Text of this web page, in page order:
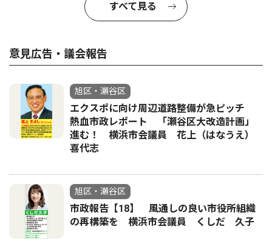
すべて見る
意見広告・議会報告
旭区・瀬谷区
エクスポに向け周辺道路整備が急ピッチ
熱血市政レポート 「瀬谷区大改造計画」
進む！ 横浜市会議員 花上（はなうえ）
喜代志
旭区・瀬谷区
市政報告【18】 風通しの良い市役所組織
の再構築を 横浜市会議員 くしだ 久子